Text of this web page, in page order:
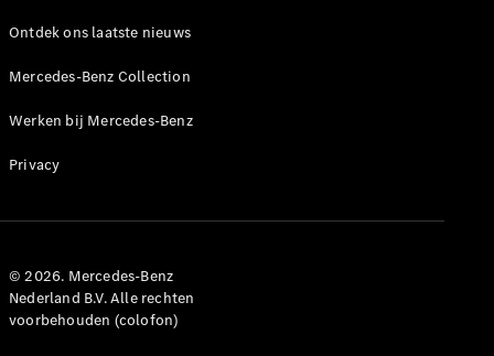
Ontdek ons laatste nieuws
Mercedes-Benz Collection
Werken bij Mercedes-Benz
Privacy
© 2026. Mercedes-Benz
Nederland B.V. Alle rechten
voorbehouden (colofon)